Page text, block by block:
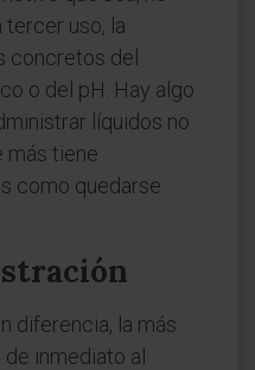
tercer uso, la
concretos del
o del pH. Hay algo
líquidos no
más tiene
como quedarse
diferencia, la más
inmediato al